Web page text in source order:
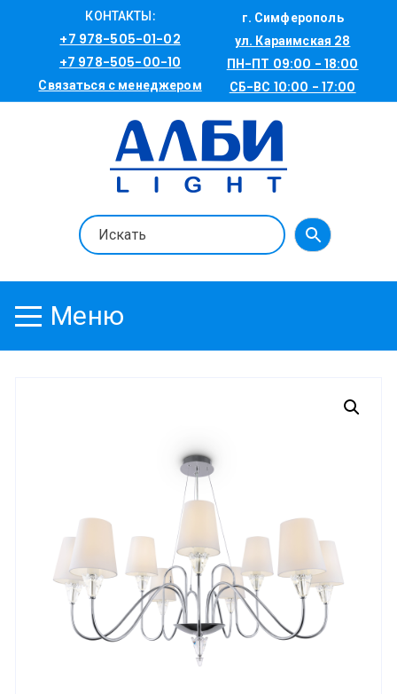
КОНТАКТЫ:
+7 978-505-01-02
+7 978-505-00-10
Связаться с менеджером
г. Симферополь
ул. Караимская 28
ПН-ПТ 09:00 - 18:00
СБ-ВС 10:00 - 17:00
Меню